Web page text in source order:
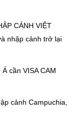
CẢNH VIỆT
nhập cảnh trở lại
cần VISA CAM
cảnh Campuchia,